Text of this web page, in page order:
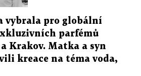
vybrala pro globální
parfémů
Krakov. Matka a syn
kreace na téma voda,